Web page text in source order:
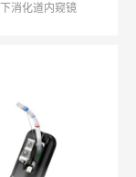
消化道内窥镜